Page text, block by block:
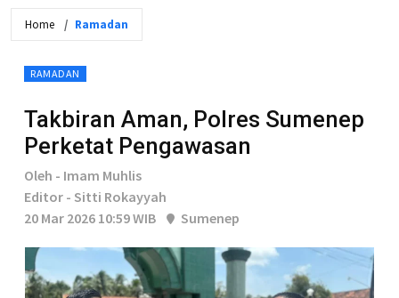
Home Ramadan
RAMADAN
Takbiran Aman, Polres Sumenep
Perketat Pengawasan
Oleh - Imam Muhlis
Editor - Sitti Rokayyah
20 Mar 2026 10:59 WIB
Sumenep